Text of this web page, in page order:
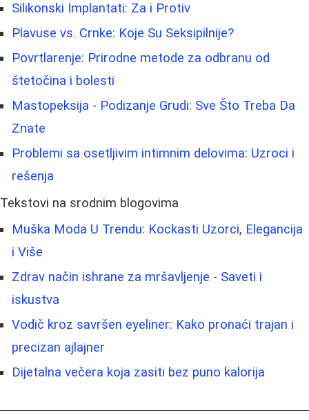
Silikonski Implantati: Za i Protiv
Plavuse vs. Crnke: Koje Su Seksipilnije?
Povrtlarenje: Prirodne metode za odbranu od
štetočina i bolesti
Mastopeksija - Podizanje Grudi: Sve Što Treba Da
Znate
Problemi sa osetljivim intimnim delovima: Uzroci i
rešenja
Tekstovi na srodnim blogovima
Muška Moda U Trendu: Kockasti Uzorci, Elegancija
i Više
Zdrav način ishrane za mršavljenje - Saveti i
iskustva
Vodič kroz savršen eyeliner: Kako pronaći trajan i
precizan ajlajner
Dijetalna večera koja zasiti bez puno kalorija